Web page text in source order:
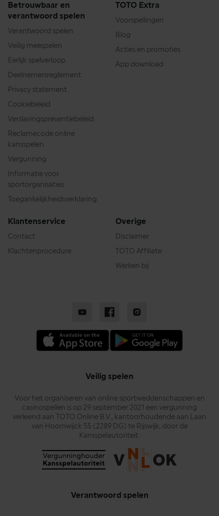
Betrouwbaar en
verantwoord spelen
Verantwoord spelen
Veilig meespelen
Eerlijk spelverloop
Deelnemersreglement
Privacy statement
Cookiebeleid
Verslavingspreventiebeleid
Reclamecode online
kansspelen
Vergunning
Informatie voor
sportorganisaties
Toegankelijkheidsverklaring
TOTO Extra
Voorspellingen
Blog
Acties en promoties
App download
Klantenservice
Contact
Klachtenprocedure
Overige
Disclaimer
TOTO Affiliate
Werken bij
Veilig spelen
Voor het organiseren van online sportweddenschappen en
casinospellen is op 29 september 2021 een vergunning
verleend aan TOTO Online B.V., kantoorhoudende aan Laan
van Hoornwijck 55 (2289 DG) te Rijswijk, door de
Kansspelautoriteit.
Verantwoord spelen